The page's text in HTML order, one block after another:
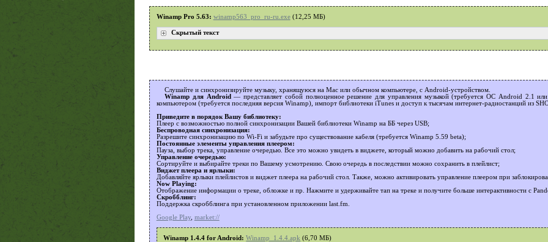
Winamp Pro 5.63: winamp563_pro_ru-ru.exe(12,25 MБ)
Скрытый текст
Слушайте и синхронизируйте музыку, хранящуюся на Mac или обычном компьютере, с Android-устройством.
Winamp для Android— представляет собой полноценное решение для управления музыкой (требуется ОС Android 2.1
компьютером (требуется последняя версия Winamp), импорт библиотеки iTunes и доступ к тысячам интернет-радиостанций из
Приведите в порядок Вашу библиотеку:
Плеер с возможностью полной синхронизации Вашей библиотеки Winamp на ББ через USB;
Беспроводная синхронизация:
Разрешите синхронизацию по Wi-Fi и забудьте про существование кабеля (требуется Winamp 5.59 beta);
Постоянные элементы управления плеером:
Пауза, выбор трека, управление очередью. Все это можно увидеть в виджете, который можно добавить на рабочий стол;
Управление очередью:
Сортируйте и выбирайте треки по Вашему усмотрению. Свою очередь в последствии можно сохранить в плейлист;
Виджет плеера и ярлыки:
Добавляйте ярлыки плейлистов и виджет плеера на рабочий стол. Также, можно активировать управление плеером при
Now Playing:
Отображение информации о треке, обложке и пр. Нажмите и удерживайте тап на треке и получите больше интерактивности с
Скробблинг:
Поддержка скробблинга при установленном приложении last.fm.
Google Play, market://
Winamp 1.4.4 for Android: Winamp_1.4.4.apk (6,70 MБ)